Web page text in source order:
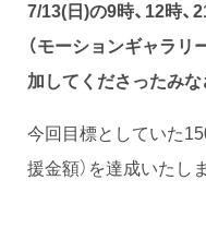
7/13(日)の9時、12時、
（モーションギャラリ
加してくださったみな
今回目標としていた
援金額）を達成いたし